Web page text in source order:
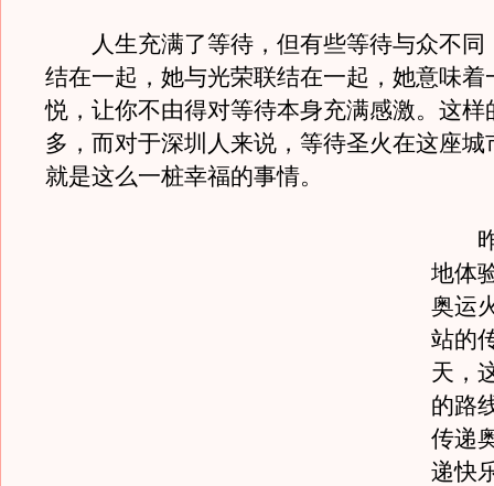
人生充满了等待，但有些等待与众不同
结在一起，她与光荣联结在一起，她意味着
悦，让你不由得对等待本身充满感激。这样
多，而对于深圳人来说，等待圣火在这座城
就是这么一桩幸福的事情。
昨
地体
奥运
站的
天，
的路
传递
递快